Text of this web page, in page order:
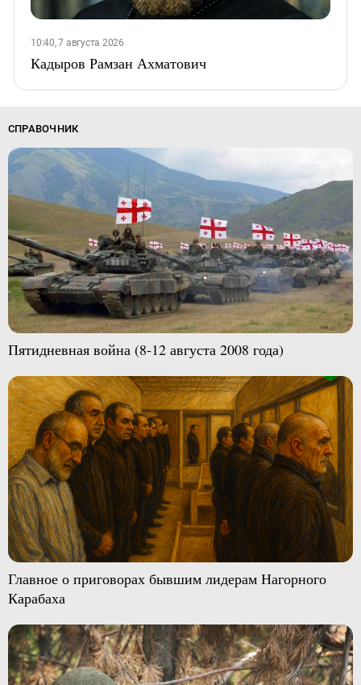
10:40, 7 августа 2026
Кадыров Рамзан Ахматович
СПРАВОЧНИК
Пятидневная война (8-12 августа 2008 года)
Главное о приговорах бывшим лидерам Нагорного
Карабаха